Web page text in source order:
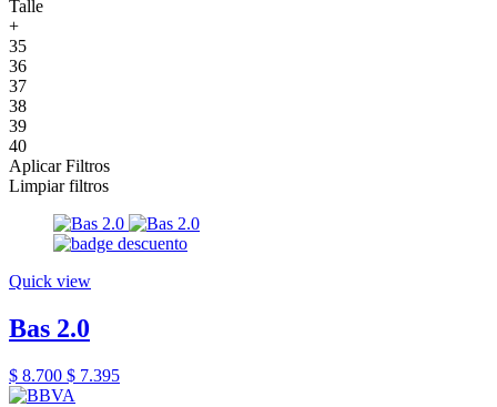
Talle
+
35
36
37
38
39
40
Aplicar Filtros
Limpiar filtros
Quick view
Bas 2.0
$ 8.700 $ 7.395